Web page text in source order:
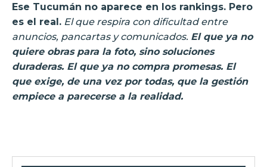
Ese Tucumán no aparece en los rankings. Pero
es el real. El que respira con dificultad entre
anuncios, pancartas y comunicados. El que ya no
quiere obras para la foto, sino soluciones
duraderas. El que ya no compra promesas. El
que exige, de una vez por todas, que la gestión
empiece a parecerse a la realidad.